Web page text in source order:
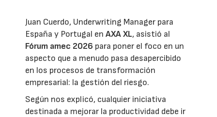
Juan Cuerdo, Underwriting Manager para
España y Portugal enAXA XL, asistió al
Fórum amec 2026 para poner el foco en un
aspecto que a menudo pasa desapercibido
en los procesos de transformación
empresarial: la gestión del riesgo.
Según nos explicó, cualquier iniciativa
destinada a mejorar la productividad debe ir